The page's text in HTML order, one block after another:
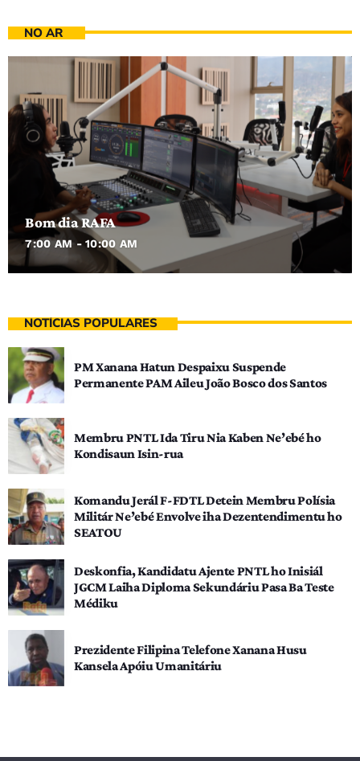
NO AR
Bom dia RAFA
7:00 AM - 10:00 AM
NOTÍCIAS POPULARES
PM Xanana Hatun Despaixu Suspende
Permanente PAM Aileu João Bosco dos Santos
Membru PNTL Ida Tiru Nia Kaben Ne’ebé ho
Kondisaun Isin-rua
Komandu Jerál F-FDTL Detein Membru Polísia
Militár Ne’ebé Envolve iha Dezentendimentu ho
SEATOU
Deskonfia, Kandidatu Ajente PNTL ho Inisiál
JGCM Laiha Diploma Sekundáriu Pasa Ba Teste
Médiku
Prezidente Filipina Telefone Xanana Husu
Kansela Apóiu Umanitáriu